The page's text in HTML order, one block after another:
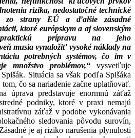
rizika, nedostatočné technické
zo strany EÚ a ďalšie zásadné
ktoré európskym a aj slovenským
prípravu na jeho
musia vynaložiť vysoké náklady na
potrebných systémov, čo im v
množstvo problémov,“ vysvetľuje
Situácia sa však podľa Spišáka
čo sa nariadenie začne uplatňovať.
úprava predstavuje enormnú záťaž
podniky, ktoré v praxi nemajú
záťaž v podobe vykonávania
sledovania pôvodu surovín,
je aj riziko narušenia plynulosti